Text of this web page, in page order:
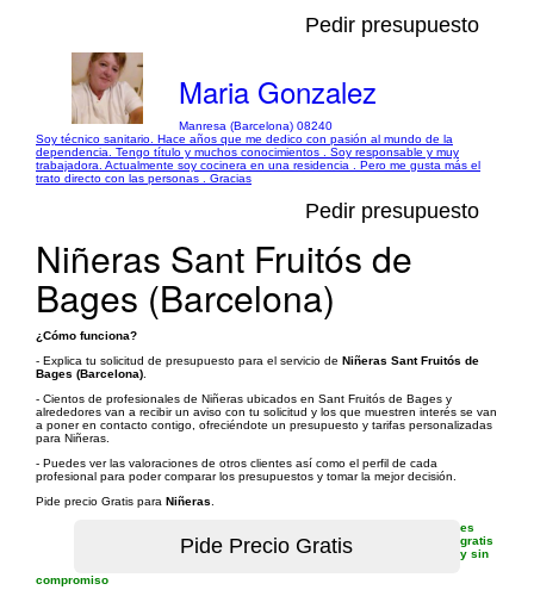
Pedir presupuesto
Maria Gonzalez
Manresa (Barcelona) 08240
Soy técnico sanitario. Hace años que me dedico con pasión al mundo de la
dependencia. Tengo título y muchos conocimientos . Soy responsable y muy
trabajadora. Actualmente soy cocinera en una residencia . Pero me gusta más el
trato directo con las personas . Gracias
Pedir presupuesto
Niñeras Sant Fruitós de
Bages (Barcelona)
¿Cómo funciona?
- Explica tu solicitud de presupuesto para el servicio de Niñeras Sant Fruitós de
Bages (Barcelona)
- Cientos de profesionales de Niñeras ubicados en Sant Fruitós de Bages y
alrededores van a recibir un aviso con tu solicitud y los que muestren interés se van
a poner en contacto contigo, ofreciéndote un presupuesto y tarifas personalizadas
para Niñeras.
- Puedes ver las valoraciones de otros clientes así como el perfil de cada
profesional para poder comparar los presupuestos y tomar la mejor decisión.
Pide precio Gratis para Niñeras
es
gratis
y sin
compromiso